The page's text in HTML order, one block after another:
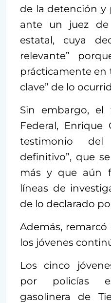
de la detención y
ante un juez de
estatal, cuya
relevante”
prácticamente en
clave” de lo
Sin embargo, el
Federal,
testimonio
definitivo”, que
más y que aún
líneas de
de lo declarado
Además,
los jóvenes
Los cinco
por policías
gasolinera de